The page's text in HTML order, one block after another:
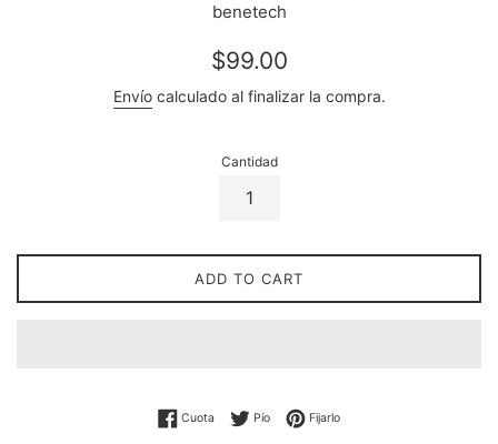
benetech
Precio
$99.00
Envíocalculado al finalizar la compra.
Cantidad
ADD TO CART
Cuota Compartir en Facebook
PíoTwittear en Twitter
FijarloPin en Pinterest